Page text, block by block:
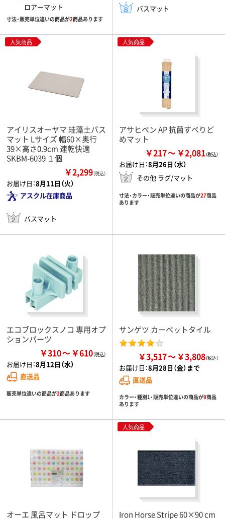
ロアーマット
寸法・販売単位違いの商品が2商品あります
バスマット
人気商品
アイリスオーヤマ 珪藻土バス
マット Lサイズ 幅60×奥行
39×高さ0.9cm 速乾快適
SKBM-6039 １個
￥2,299（税込）
お届け日：8月11日（火）
アスクル在庫商品
バスマット
人気商品
アサヒペン AP 抗菌すべりど
めマット
￥217 ￥2,081
お届け日：8月26日（水）
その他 ラグ/マット
寸法・カラー・販売単位違いの商品が27商品
あります
エコブロックスノコ 専用オプ
ションパーツ
￥310 ￥610
お届け日：8月12日（水）
直送品
販売単位違いの商品が2商品あります
サンゲツ カーペットタイル
￥3,517 ￥3,808
お届け日：8月28日（金）まで
直送品
カラー・種別1・販売単位違いの商品が9商品
あります
オーエ 風呂マット ドロップ
人気商品
Iron Horse Stripe 60×90 cm